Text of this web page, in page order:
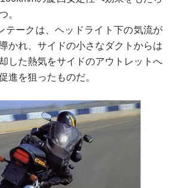
。
テークは、ヘッドライト下の気流が
かれ、サイドの小さなダクトからは
した熱気をサイドのアウトレットへ
進を狙ったものだ。